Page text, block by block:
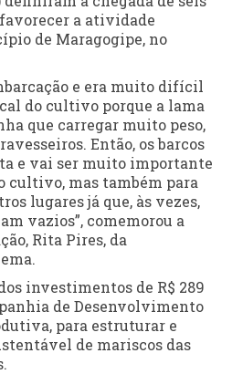
a atividade
de Maragogipe, no
e era muito difícil
do cultivo porque a lama
que carregar muito peso,
Então, os barcos
e vai ser muito importante
cultivo, mas também para
lugares já que, às vezes,
vazios”, comemorou a
Rita Pires, da
investimentos de R$ 289
de Desenvolvimento
para estruturar e
de mariscos das